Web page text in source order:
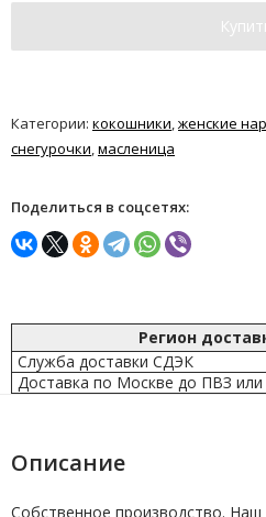
Категории: кокошники женские
снегурочки масленица
Поделиться в соцсетях:
Регион
Служба доставки СДЭК
Доставка по Москве до ПВЗ или
Описание
Собственное производство.